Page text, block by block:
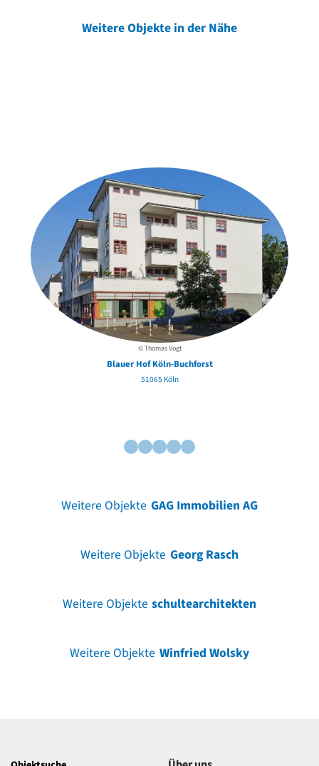
Weitere Objekte in der Nähe
© Thomas Vogt
Blauer Hof Köln-Buchforst
51065 Köln
Weitere Objekte GAG Immobilien AG
Weitere Objekte Georg Rasch
Weitere Objekte schultearchitekten
Weitere Objekte Winfried Wolsky